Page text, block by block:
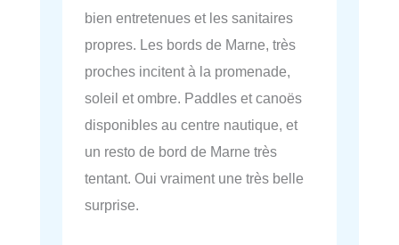
bien entretenues et les sanitaires
propres. Les bords de Marne, très
proches incitent à la promenade,
soleil et ombre. Paddles et canoës
disponibles au centre nautique, et
un resto de bord de Marne très
tentant. Oui vraiment une très belle
surprise.